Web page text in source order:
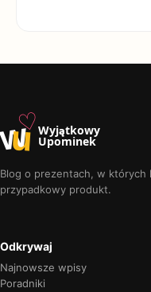
u♡Wyjątkowy
Upominek
Blog o prezentach, w
przypadkowy produkt.
Odkrywaj
Najnowsze wpisy
Poradniki